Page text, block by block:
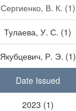
Сергиенко, В. К. (1)
Тулаева, У. С. (1)
Якубцевич, Р. Э. (1)
Date Issued
2023 (1)